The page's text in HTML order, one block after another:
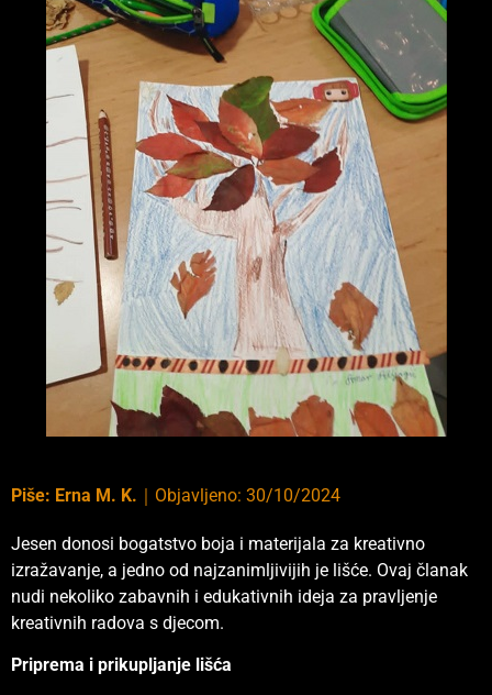
Piše: Erna M. K. ｜ Objavljeno: 30/10/2024
Jesen donosi bogatstvo boja i materijala za kreativno
izražavanje, a jedno od najzanimljivijih je lišće. Ovaj članak
nudi nekoliko zabavnih i edukativnih ideja za pravljenje
kreativnih radova s djecom.
Priprema i prikupljanje lišća